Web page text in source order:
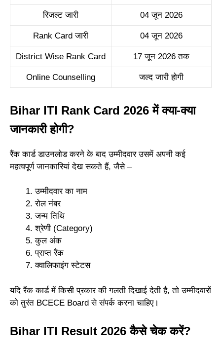
रिजल्ट जारी 04 जून 2026
Rank Card जारी 04 जून 2026
District Wise Rank Card 17 जून 2026 तक
Online Counselling जल्द जारी होगी
Bihar ITI Rank Card 2026 में क्या-क्या
जानकारी होगी?
रैंक कार्ड डाउनलोड करने के बाद उम्मीदवार उसमें अपनी कई
महत्वपूर्ण जानकारियां देख सकते हैं, जैसे –
उम्मीदवार का नाम
रोल नंबर
जन्म तिथि
श्रेणी (Category)
कुल अंक
प्राप्त रैंक
क्वालिफाइंग स्टेटस
यदि रैंक कार्ड में किसी प्रकार की गलती दिखाई देती है, तो उम्मीदवारों
को तुरंत BCECE Board से संपर्क करना चाहिए।
Bihar ITI Result 2026 कैसे चेक करें?